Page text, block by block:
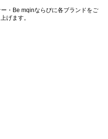
・Be mqinならびに各ブランドをご
げます。